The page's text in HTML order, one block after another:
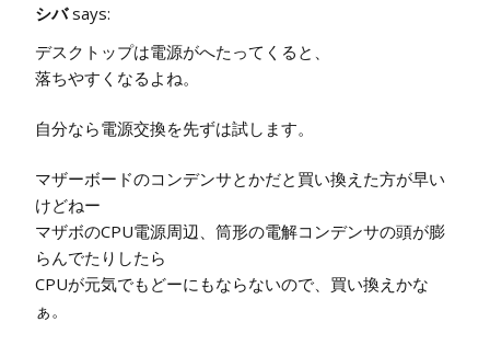
シバ says:
デスクトップは電源がへたってくると、
落ちやすくなるよね。
自分なら電源交換を先ずは試します。
マザーボードのコンデンサとかだと買い換えた方が早い
けどねー
マザボのCPU電源周辺、筒形の電解コンデンサの頭が膨
らんでたりしたら
CPUが元気でもどーにもならないので、買い換えかな
ぁ。